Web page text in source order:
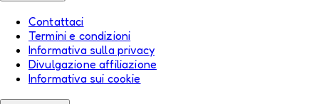
Contattaci
Termini e condizioni
Informativa sulla privacy
Divulgazione affiliazione
Informativa sui cookie